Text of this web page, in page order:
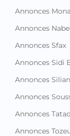
Annonces
Annonces
Annonces Sfax
Annonces Sidi
Annonces
Annonces
Annonces
Annonces